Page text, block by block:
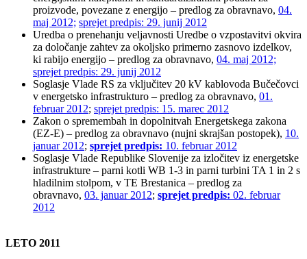
proizvode, povezane z energijo – predlog za obravnavo, 04.
maj 2012; sprejet predpis: 29. junij 2012
Uredba o prenehanju veljavnosti Uredbe o vzpostavitvi okvira
za določanje zahtev za okoljsko primerno zasnovo izdelkov,
ki rabijo energijo – predlog za obravnavo, 04. maj 2012;
sprejet predpis: 29. junij 2012
Soglasje Vlade RS za vključitev 20 kV kablovoda Bučečovci
v energetsko infrastrukturo – predlog za obravnavo, 01.
februar 2012; sprejet predpis: 15. marec 2012
Zakon o spremembah in dopolnitvah Energetskega zakona
(EZ-E) – predlog za obravnavo (nujni skrajšan postopek), 10.
januar 2012; sprejet predpis: 10. februar 2012
Soglasje Vlade Republike Slovenije za izločitev iz energetske
infrastrukture – parni kotli WB 1-3 in parni turbini TA 1 in 2 s
hladilnim stolpom, v TE Brestanica – predlog za
obravnavo, 03. januar 2012; sprejet predpis: 02. februar
2012
LETO 2011